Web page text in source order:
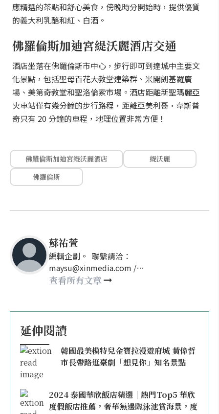
應精選的茶點和舒心美食，傍晚時分開始時，提供優質
的義大利乳酪和紅、白酒。
佛羅倫斯加迪宮緹沃麗酒店交通
酒店坐落在佛羅倫斯市中心，步行即可到達城中主要文
化景點，包括聖母百花大教堂建築群、米開朗基羅廣
場、美第奇教堂和聖洛倫索市場。酒店距離新聖瑪麗亞
火車站僅有幾分鐘的步行路程，距離亞美利哥·韋斯普
奇只有 20 分鐘的車程，地理位置非常方便！
佛羅倫斯加迪宮緹沃麗酒店
緹沃麗
佛羅倫斯
蘇祐萱
編輯企劃。 聯繫請洽：
maysu@xinmedia.com /
may860527@gmail.com
查看所有文章
延伸閱讀
韓國最美模特兒金寶拉漫遊府城 黃偉哲
市長帶路逛臺劇「想見你」知名景點
2024 泰國華欣飯店精選｜熱門Top5 華欣
度假飯店推薦，奢華無邊際泳池賞海景，度